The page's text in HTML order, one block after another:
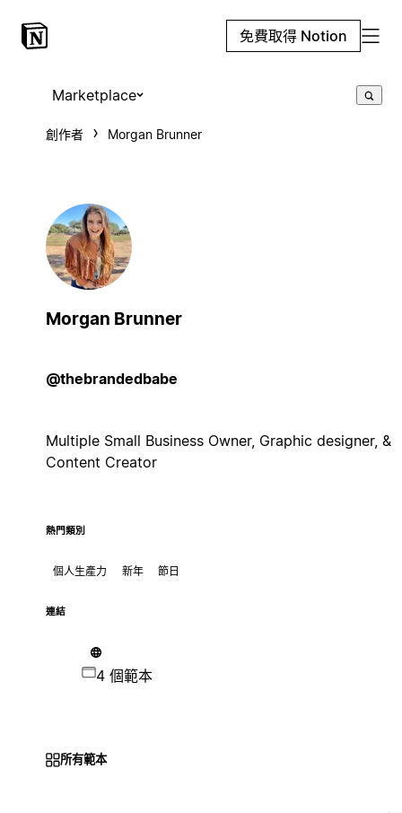
免費取得 Notion
Marketplace
創作者 Morgan Brunner
Morgan Brunner
@thebrandedbabe
Multiple Small Business Owner, Graphic designer, &
Content Creator
熱門類別
個人生產力 新年 節日
連結
4 個範本
所有範本